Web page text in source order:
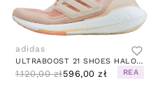
adidas
ULTRABOOST 21 SHOES HALO BLUSH / WONDER WHITE / AMBIENT BLUSH
1.120,00 zł596,00 zł REA